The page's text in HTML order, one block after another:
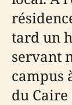
tard un
servant
campus
du Caire